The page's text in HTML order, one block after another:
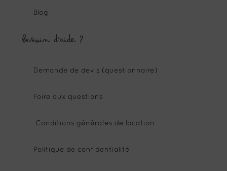
Blog
Besoin d’aide ?
Demande de devis (questionnaire)
Foire aux questions
Conditions générales de location
Politique de confidentialité